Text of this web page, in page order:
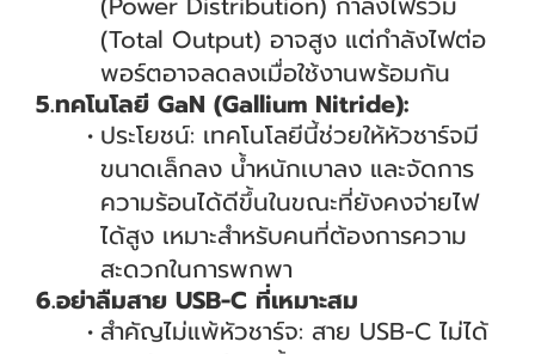
(Total Output) อาจสูง แต่กำลังไฟต่อ
พอร์ตอาจลดลงเมื่อใช้งานพร้อมกัน
5.ทคโนโลยี GaN (Gallium Nitride):
ประโยชน์: เทคโนโลยีนี้ช่วยให้หัวชาร์จมี
ขนาดเล็กลง น้ำหนักเบาลง และจัดการ
ความร้อนได้ดีขึ้นในขณะที่ยังคงจ่ายไฟ
ได้สูง เหมาะสำหรับคนที่ต้องการความ
สะดวกในการพกพา
6.อย่าลืมสาย USB-C ที่เหมาะสม
สำคัญไม่แพ้หัวชาร์จ: สาย USB-C ไม่ได้